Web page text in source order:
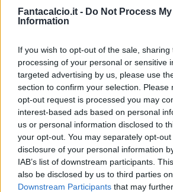
Fantacalcio.it - Do Not Process
Information
If you wish to opt-out of the sale,
processing of your personal or sensitive
targeted advertising by us, please use
section to confirm your selection. Please
opt-out request is processed you may
interest-based ads based on personal
us or personal information disclosed to
your opt-out. You may separately opt-
disclosure of your personal information
IAB’s list of downstream participants.
also be disclosed by us to third parties
Downstream Participants that may
LaLazio tornerà in campo
consecutiva considerando
League.